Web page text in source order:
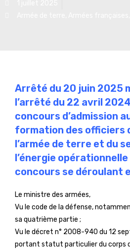
Arrêté du 20 juin 2025
l’arrêté du 22 avril
concours d’admission
formation des officiers
l’armée de terre et du
l’énergie
concours se déroulant
Le ministre des armées,
Vu le code de la défense,
sa quatrième partie ;
Vu le décret n° 2008-940 du 12
portant statut particulier du corps